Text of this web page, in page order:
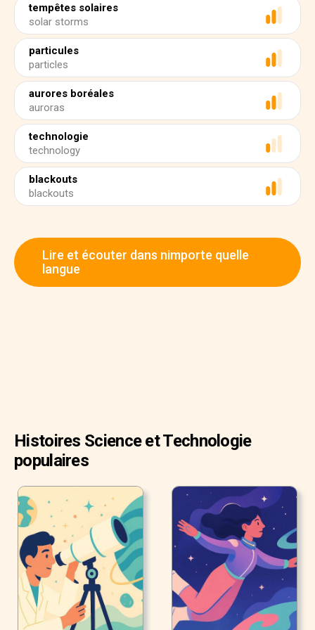
tempêtes solaires
solar storms
particules
particles
aurores boréales
auroras
technologie
technology
blackouts
blackouts
Lire et écouter dans nimporte quelle
langue
Histoires Science et Technologie
populaires